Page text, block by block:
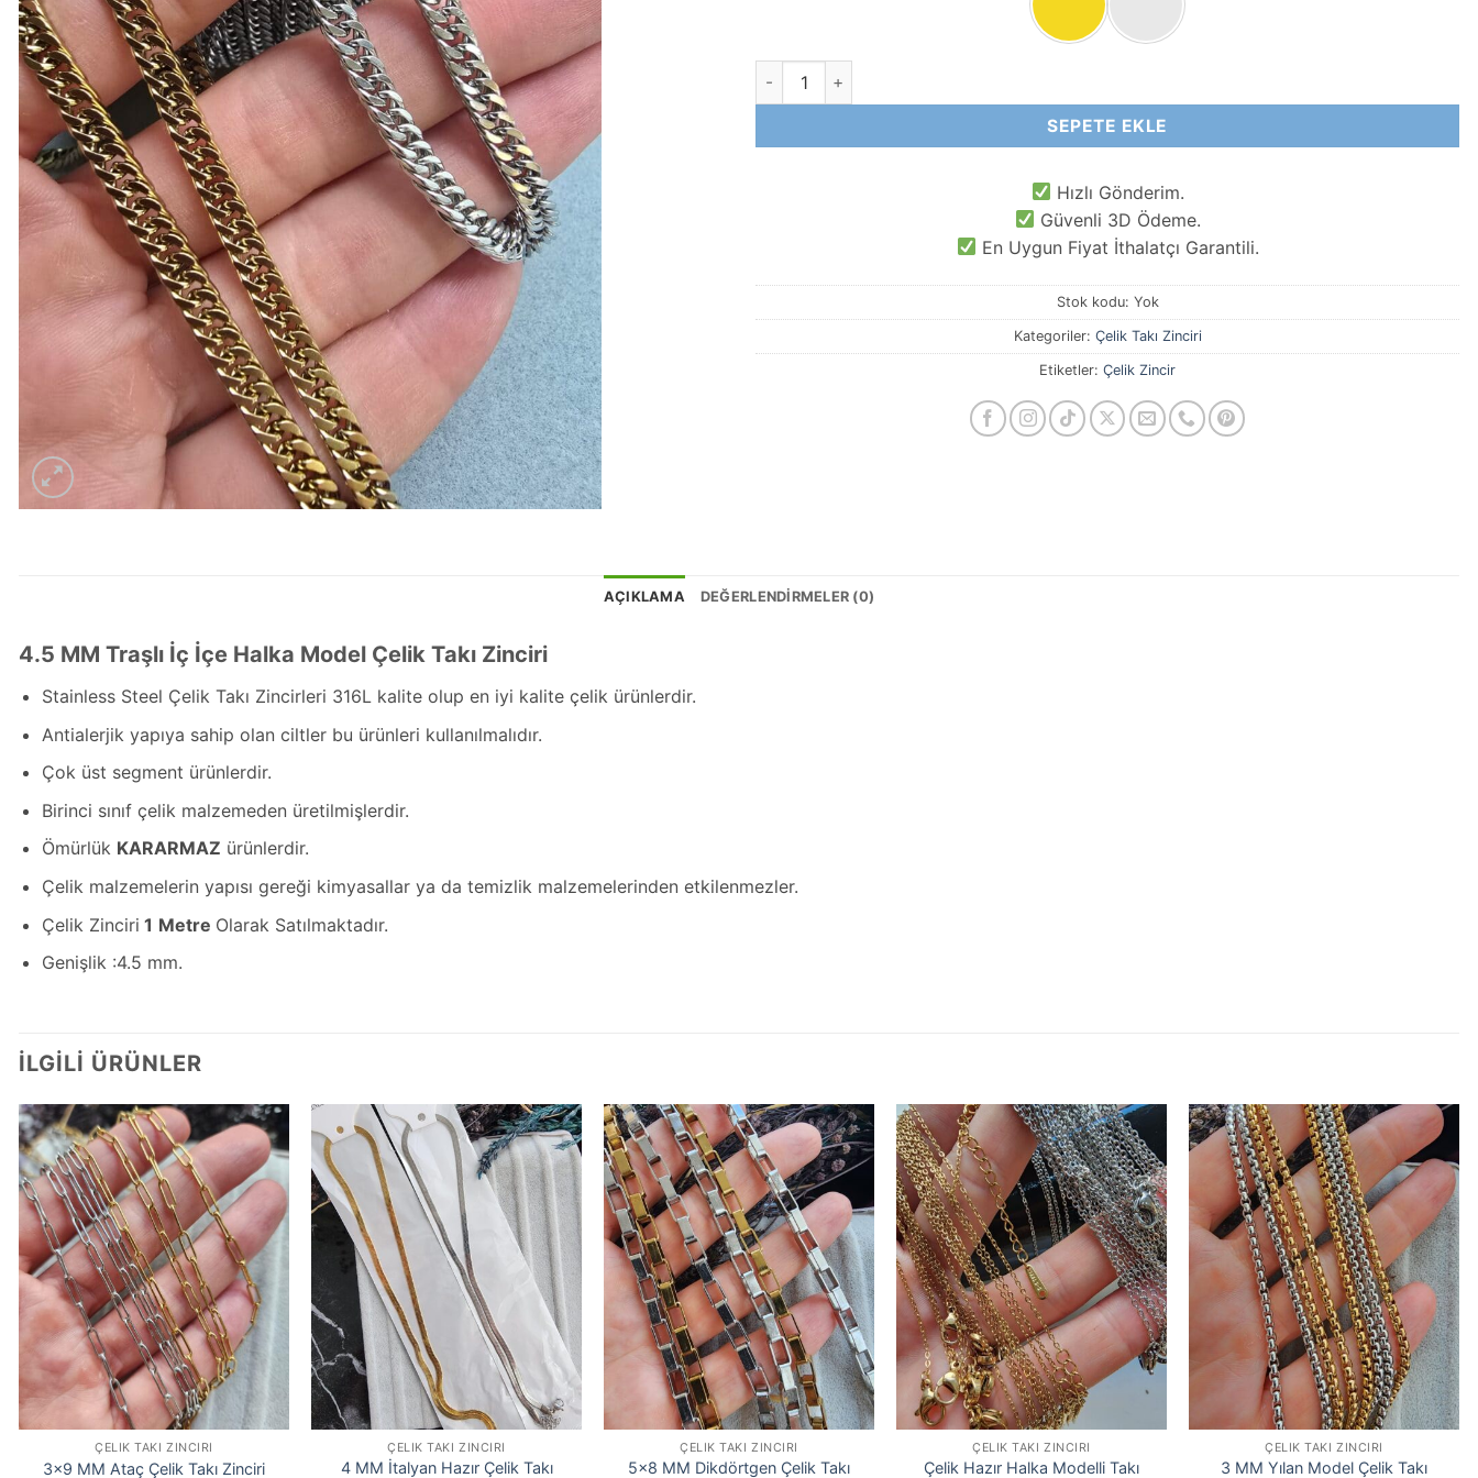
4.5 MM Traşlı İç İçe Halka Model Çelik Takı Zinciri adet
SEPETE EKLE
Hızlı Gönderim.
Güvenli 3D Ödeme.
En Uygun Fiyat İthalatçı Garantili.
Stok kodu: Yok
Kategoriler: Çelik Takı Zinciri
Etiketler: Çelik Zincir
AÇIKLAMA DEĞERLENDIRMELER (0)
4.5 MM Traşlı İç İçe Halka Model Çelik Takı Zinciri
Stainless Steel Çelik Takı Zincirleri 316L kalite olup en iyi kalite çelik ürünlerdir.
Antialerjik yapıya sahip olan ciltler bu ürünleri kullanılmalıdır.
Çok üst segment ürünlerdir.
Birinci sınıf çelik malzemeden üretilmişlerdir.
Ömürlük KARARMAZ ürünlerdir.
Çelik malzemelerin yapısı gereği kimyasallar ya da temizlik malzemelerinden etkilenmezler.
Çelik Zinciri 1 Metre Olarak Satılmaktadır.
Genişlik :4.5 mm.
İLGILI ÜRÜNLER
ÇELIK TAKI ZINCIRI
3×9 MM Ataç Çelik Takı Zinciri
ÇELIK TAKI ZINCIRI
4 MM İtalyan Hazır Çelik Takı
ÇELIK TAKI ZINCIRI
5×8 MM Dikdörtgen Çelik Takı
ÇELIK TAKI ZINCIRI
Çelik Hazır Halka Modelli Takı
ÇELIK TAKI ZINCIRI
3 MM Yılan Model Çelik Takı